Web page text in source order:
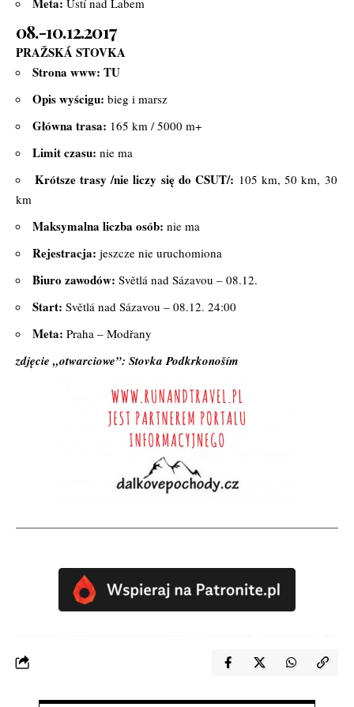
Ústí nad Labem
08.-10.12.2017
PRAŽSKÁ STOVKA
Strona www: TU
Opis wyścigu: bieg i marsz
Główna trasa: 165 km / 5000 m+
Limit czasu: nie ma
Krótsze trasy /nie liczy się do CSUT/: 105 km, 50 km, 30
km
Maksymalna liczba osób: nie ma
Rejestracja: jeszcze nie uruchomiona
Biuro zawodów: Světlá nad Sázavou – 08.12.
Start: Světlá nad Sázavou – 08.12. 24:00
Meta: Praha – Modřany
zdjęcie „otwarciowe”: Stovka Podkrkonoším